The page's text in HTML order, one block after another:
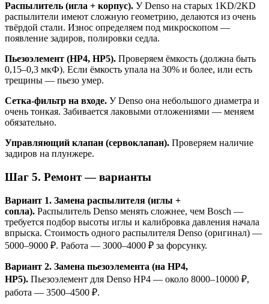
Распылитель (игла + корпус). У Denso на старых 1KD/2KD
распылители имеют сложную геометрию, делаются из очень
твёрдой стали. Износ определяем под микроскопом —
появление задиров, полировки седла.
Пьезоэлемент (HP4, HP5). Проверяем ёмкость (должна быть
0,15–0,3 мкФ). Если ёмкость упала на 30% и более, или есть
трещины — пьезо умер.
Сетка-фильтр на входе. У Denso она небольшого диаметра и
очень тонкая. Забивается лаковыми отложениями — меняем
обязательно.
Управляющий клапан (сервоклапан). Проверяем наличие
задиров на плунжере.
Шаг 5. Ремонт — варианты
Вариант 1. Замена распылителя (иглы +
сопла). Распылитель Denso менять сложнее, чем Bosch —
требуется подбор высоты иглы и калибровка давления начала
впрыска. Стоимость одного распылителя Denso (оригинал) —
5000–9000 ₽. Работа — 3000–4000 ₽ за форсунку.
Вариант 2. Замена пьезоэлемента (на HP4,
HP5). Пьезоэлемент для Denso HP4 — около 8000–10000 ₽,
работа — 3500–4500 ₽.